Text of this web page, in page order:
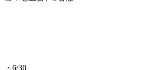
・6/30